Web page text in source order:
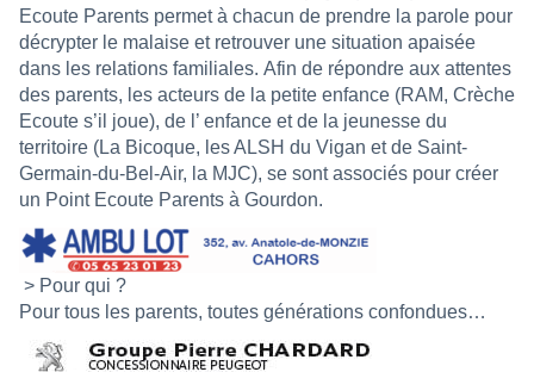
Ecoute Parents permet à chacun de prendre la parole pour
décrypter le malaise et retrouver une situation apaisée
dans les relations familiales. Afin de répondre aux attentes
des parents, les acteurs de la petite enfance (RAM, Crèche
Ecoute s’il joue), de l’ enfance et de la jeunesse du
territoire (La Bicoque, les ALSH du Vigan et de Saint-
Germain-du-Bel-Air, la MJC), se sont associés pour créer
un Point Ecoute Parents à Gourdon.
> Pour qui ?
Pour tous les parents, toutes générations confondues…